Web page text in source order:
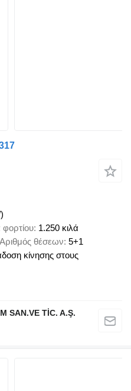
φορτίου 1.250 κιλά
Αριθμός θέσεων 5+1
κίνησης στους
SAN.VE TİC. A.Ş.